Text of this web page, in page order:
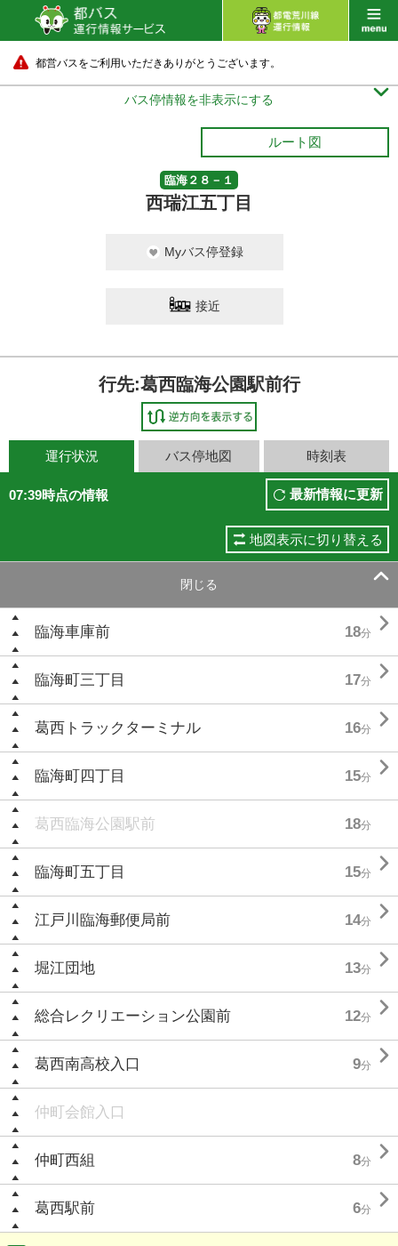
都営バスをご利用いただきありがとうございます。
バス停情報を非表示にする 
ルート図
臨海２８－１
西瑞江五丁目
Myバス停登録
接近
行先:葛西臨海公園駅前行
運行状況 バス停地図 時刻表
07:39時点の情報 最新情報に更新
地図表示に切り替える
閉じる 
臨海車庫前 18分 
臨海町三丁目 17分 
葛西トラックターミナル 16分 
臨海町四丁目 15分 
葛西臨海公園駅前 18分
臨海町五丁目 15分 
江戸川臨海郵便局前 14分 
堀江団地 13分 
総合レクリエーション公園前 12分 
葛西南高校入口 9分 
仲町会館入口
仲町西組 8分 
葛西駅前 6分 